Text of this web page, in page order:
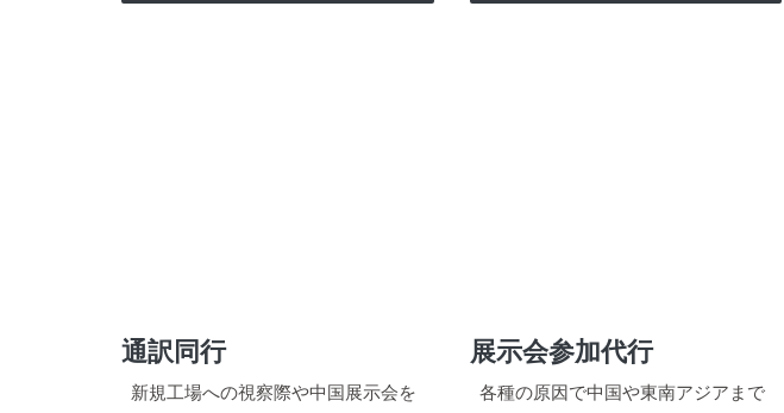
通訳同行
新規工場への視察際や中国展示会を
展示会参加代行
各種の原因で中国や東南アジアまで